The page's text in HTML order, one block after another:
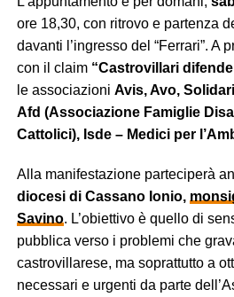
ore 18,30, con ritrovo e partenza
davanti l’ingresso del “Ferrari”. A
con il claim “Castrovillari
le associazioni Avis, Avo,
Afd (Associazione Famiglie
Cattolici), Isde – Medici per
Alla manifestazione parteciperà
diocesi di Cassano Ionio,
Savino. L’obiettivo è quello di
pubblica verso i problemi che
castrovillarese, ma soprattutto a
necessari e urgenti da parte